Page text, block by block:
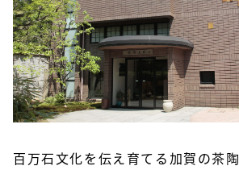
百万石文化を伝え育てる加賀の茶陶